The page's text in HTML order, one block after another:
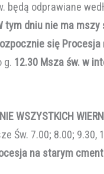
będą odprawiane
tym dniu nie ma mszy
się Procesja
g. 12.30 Msza św. w
WSZYSTKICH
Św. 7.00; 8.00; 9.30,
na starym